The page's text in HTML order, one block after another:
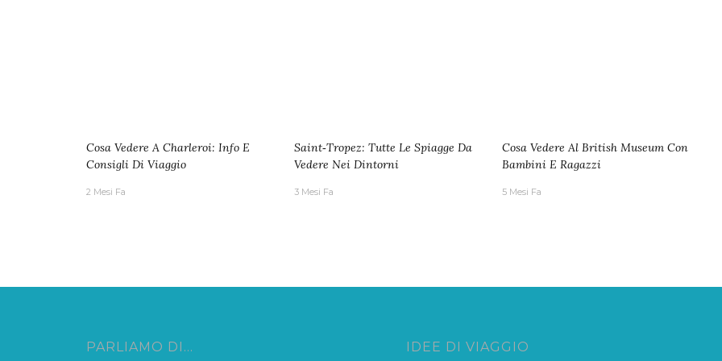
Cosa Vedere A Charleroi: Info E
Consigli Di Viaggio
2 Mesi Fa
Saint‑Tropez: Tutte Le Spiagge Da
Vedere Nei Dintorni
3 Mesi Fa
Cosa Vedere Al British Museum Con
Bambini E Ragazzi
5 Mesi Fa
PARLIAMO DI… IDEE DI VIAGGIO